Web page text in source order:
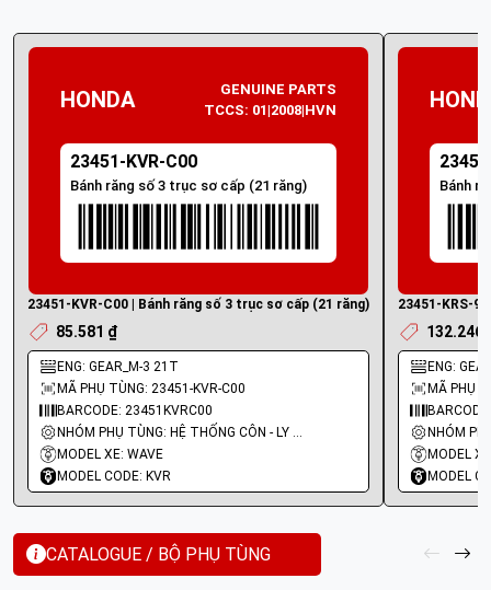
HONDA
GENUINE PARTS
TCCS: 01|2008|HVN
23451-KVR-C00
Bánh răng số 3 trục sơ cấp (21 răng)
23451-KVR-C00 | Bánh răng số 3 trục sơ cấp (21 răng)
85.581 ₫
ENG: GEAR_M-3 21T
MÃ PHỤ TÙNG: 23451-KVR-C00
BARCODE: 23451KVRC00
NHÓM PHỤ TÙNG: HỆ THỐNG CÔN - LY HỢP - TRỤC SỐ - BÁNH RĂNG
MODEL XE: WAVE
MODEL CODE: KVR
Bánh
23451-KRS-
132.246
ENG:
MÃ PHỤ
MODEL
MODEL
CATALOGUE / BỘ PHỤ TÙNG